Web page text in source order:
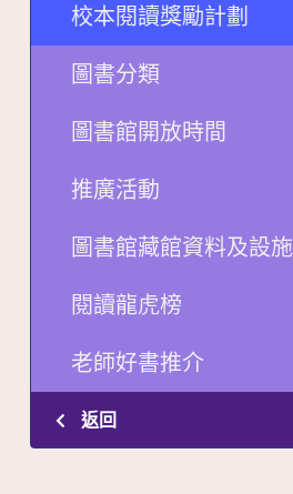
校本閱讀獎勵計劃
圖書分類
圖書館開放時間
推廣活動
圖書館藏館資料及設施
閱讀龍虎榜
老師好書推介
返回